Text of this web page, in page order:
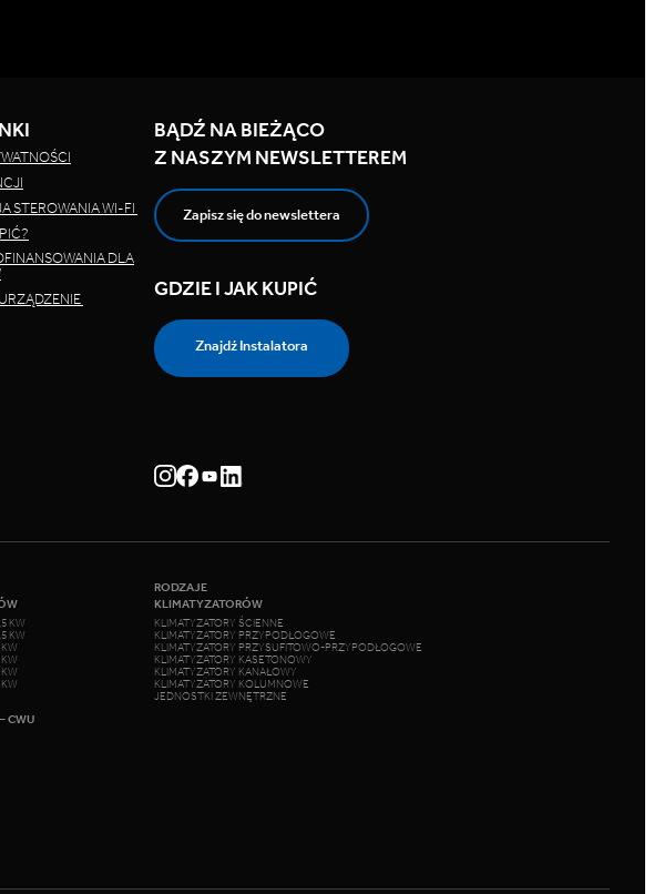
STEROWANIA WI-FI
DLA
BĄDŹ NA BIEŻĄCO
Z NASZYM NEWSLETTEREM
Zapisz się do newslettera
GDZIE I JAK KUPIĆ
Znajdź Instalatora
KW
KW
KW
KW
KW
KW
CWU
RODZAJE
KLIMATYZATORÓW
KLIMATYZATORY ŚCIENNE
KLIMATYZATORY PRZYPODŁOGOWE
KLIMATYZATORY PRZYSUFITOWO-PRZYPODŁOGOWE
KLIMATYZATORY KASETONOWY
KLIMATYZATORY KANAŁOWY
KLIMATYZATORY KOLUMNOWE
JEDNOSTKI ZEWNĘTRZNE